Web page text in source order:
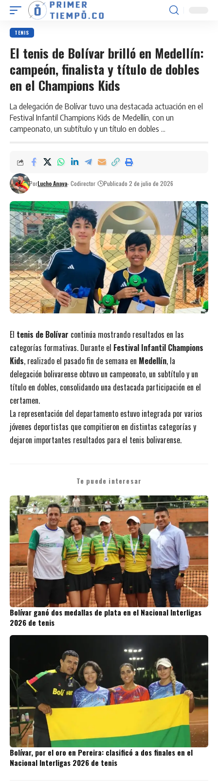
TENIS
El tenis de Bolívar brilló en Medellín:
campeón, finalista y título de dobles
en el Champions Kids
La delegación de Bolívar tuvo una destacada actuación en el
Festival Infantil Champions Kids de Medellín, con un
campeonato, un subtítulo y un título en dobles ...
PorLucho Anaya- Codirector Publicado 2 de julio de 2026
El tenis de Bolívar continúa mostrando resultados en las
categorías formativas. Durante el Festival Infantil Champions
Kids, realizado el pasado fin de semana en Medellín, la
delegación bolivarense obtuvo un campeonato, un subtítulo y un
título en dobles, consolidando una destacada participación en el
certamen.
La representación del departamento estuvo integrada por varios
jóvenes deportistas que compitieron en distintas categorías y
dejaron importantes resultados para el tenis bolivarense.
Te puede interesar
Bolívar ganó dos medallas de plata en el Nacional Interligas
2026 de tenis
Bolívar, por el oro en Pereira: clasificó a dos finales en el
Nacional Interligas 2026 de tenis